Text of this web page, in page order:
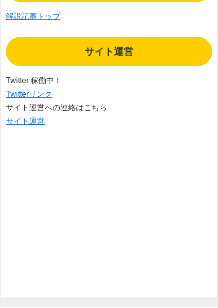
解説記事トップ
サイト運営
Twitter 稼働中！
Twitterリンク
サイト運営への連絡はこちら
サイト運営